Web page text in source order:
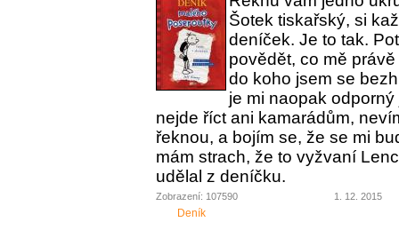
Šotek tiskařský, si
deníček. Je to tak.
povědět, co mě
do koho jsem se
je mi naopak
nejde říct ani kamarádům,
řeknou, a bojím se, že se mi
mám strach, že to vyžvaní
udělal z deníčku.
Zobrazení: 107590 1. 12. 2015
Deník